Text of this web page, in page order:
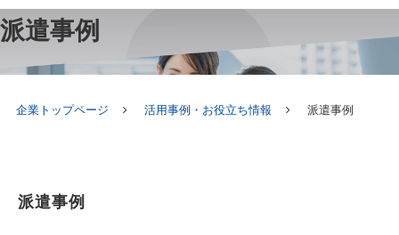
派遣事例
企業トップページ 活用事例・お役立ち情報 派遣事例
派遣事例